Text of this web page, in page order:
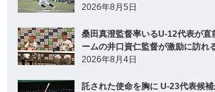
2026年8月5日
桑田真澄監督率いるU-12代表が直
ームの井口資仁監督が激励に訪れ
2026年8月4日
託された使命を胸に U-23代表候